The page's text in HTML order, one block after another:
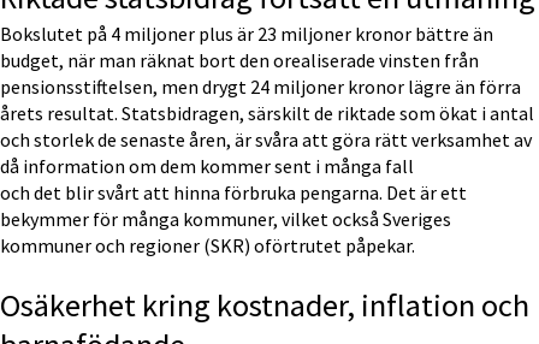
Bokslutet på 4 miljoner plus är 23 miljoner kronor bättre än
budget, när man räknat bort den orealiserade vinsten från
pensionsstiftelsen, men drygt 24 miljoner kronor lägre än förra
årets resultat. Statsbidragen, särskilt de riktade som ökat i antal
och storlek de senaste åren, är svåra att göra rätt verksamhet av
då information om dem kommer sent i många fall
och det blir svårt att hinna förbruka pengarna. Det är ett
bekymmer för många kommuner, vilket också Sveriges
kommuner och regioner (SKR) oförtrutet påpekar.
Osäkerhet kring kostnader, inflation och